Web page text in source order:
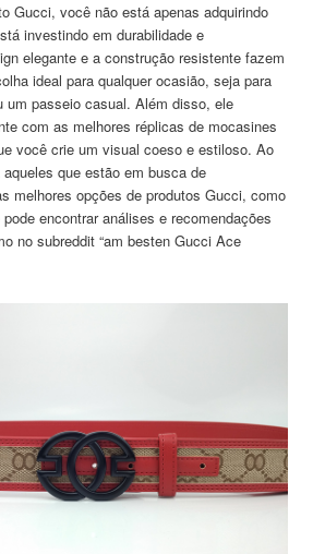
Gucci, você não está apenas adquirindo
investindo em durabilidade e
elegante e a construção resistente fazem
ideal para qualquer ocasião, seja para
um passeio casual. Além disso, ele
com as melhores réplicas de mocasines
você crie um visual coeso e estiloso. Ao
que estão em busca de
melhores opções de produtos Gucci, como
encontrar análises e recomendações
no subreddit “am besten Gucci Ace